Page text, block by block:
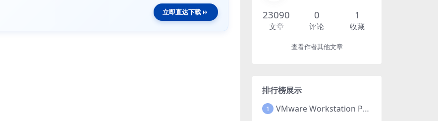
立即直达下载 23090
文章
0
评论
1
收藏
查看作者其他文章
排行榜展示
1 VMware Workstation Pro 16 永久激活密钥(序列号)